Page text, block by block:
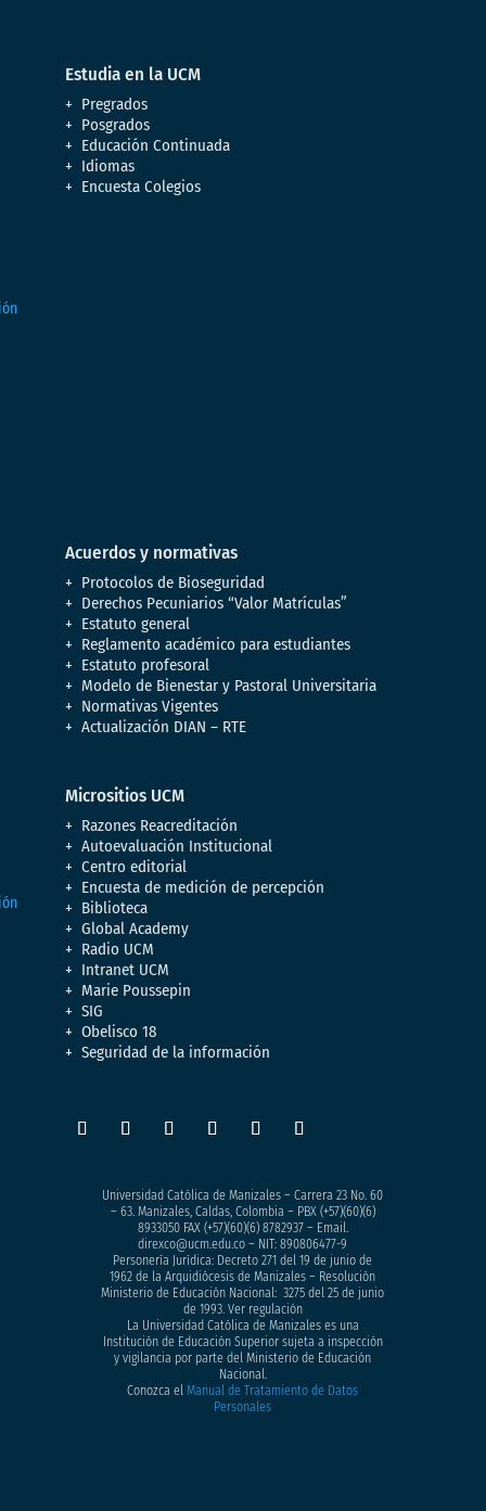
Estudia en la UCM
Pregrados
Posgrados
Educación Continuada
Idiomas
Encuesta Colegios
Acuerdos y normativas
Protocolos de Bioseguridad
Derechos Pecuniarios “Valor Matrículas”
Estatuto general
Reglamento académico para estudiantes
Estatuto profesoral
Modelo de Bienestar y Pastoral Universitaria
Normativas Vigentes
Actualización DIAN – RTE
Micrositios UCM
Razones Reacreditación
Autoevaluación Institucional
Centro editorial
Encuesta de medición de percepción
Biblioteca
Global Academy
Radio UCM
Intranet UCM
Marie Poussepin
SIG
Obelisco 18
Seguridad de la información
Universidad Católica de Manizales – Carrera 23 No. 60
– 63. Manizales, Caldas, Colombia – PBX (+57)(60)(6)
8933050FAX (+57)(60)(6) 8782937 – Email.
direxco@ucm.edu.co – NIT: 890806477-9
Personería Jurídica: Decreto 271 del 19 de junio de
1962 de la Arquidiócesis de Manizales – Resolución
Ministerio de Educación Nacional: 3275 del 25 de junio
de 1993. Ver regulación
La Universidad Católica de Manizales es una
Institución de Educación Superior sujeta a inspección
y vigilancia por parte del Ministerio de Educación
Nacional.
Conozca elManual de Tratamiento de Datos
Personales